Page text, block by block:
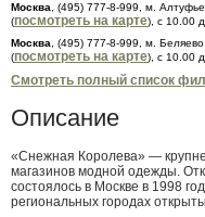
Москва , (495) 777-8-999, м.
(посмотреть на карте), с 10.00
Москва , (495) 777-8-999, м.
(посмотреть на карте), с 10.00
Смотреть полный список
Описание
«Снежная Королева» —
магазинов модной одежды.
состоялось в Москве в 1998
региональных городах